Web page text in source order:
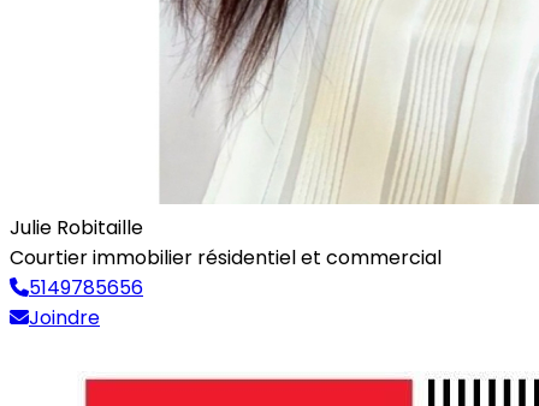
Julie Robitaille
Courtier immobilier résidentiel et commercial
5149785656
Joindre